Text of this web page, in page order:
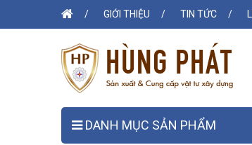
GIỚI THIỆU TIN TỨC
DANH MỤC SẢN PHẨM